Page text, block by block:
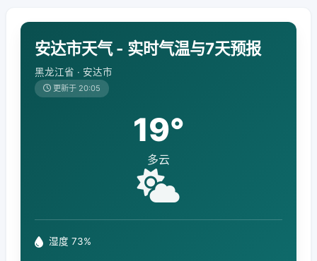
安达市天气 - 实时气温与7天预报
黑龙江省 · 安达市
更新于 20:05
19°
多云
湿度 73%